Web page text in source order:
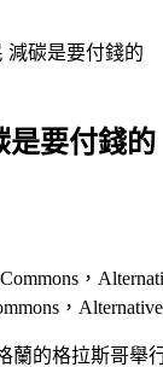
減碳是要付錢的
是要付錢的
，
蘭的格拉斯哥舉